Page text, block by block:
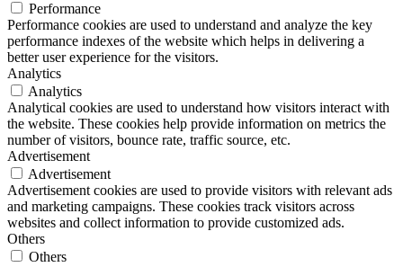
Performance
Performance cookies are used to understand and analyze the key
performance indexes of the website which helps in delivering a
better user experience for the visitors.
Analytics
Analytics
Analytical cookies are used to understand how visitors interact with
the website. These cookies help provide information on metrics the
number of visitors, bounce rate, traffic source, etc.
Advertisement
Advertisement
Advertisement cookies are used to provide visitors with relevant ads
and marketing campaigns. These cookies track visitors across
websites and collect information to provide customized ads.
Others
Others